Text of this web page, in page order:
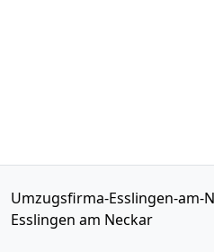
Umzugsfirma-Esslingen-am-
Esslingen am Neckar